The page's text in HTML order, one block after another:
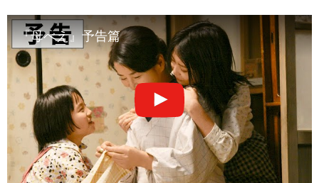
『母べえ』予告篇